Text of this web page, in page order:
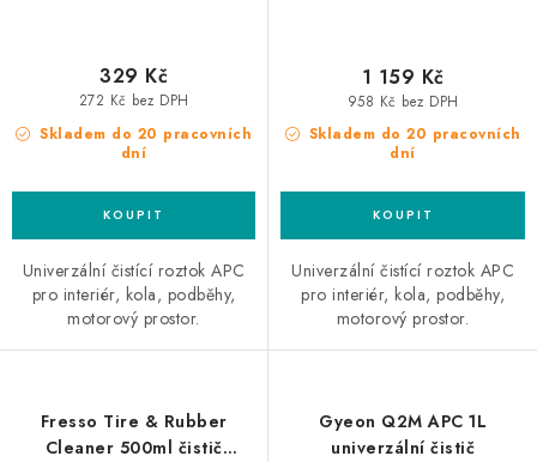
Skladem do 20 pracovních
dní
272 Kč bez DPH
329 Kč
Univerzální čistící roztok APC
pro interiér, kola, podběhy,
motorový prostor.
Skladem do 20 pracovních
dní
958 Kč bez DPH
1 159 Kč
Univerzální čistící roztok APC
pro interiér, kola, podběhy,
motorový prostor.
Fresso Tire & Rubber
Cleaner 500ml čistič
Gyeon Q2M APC 1L
univerzální čistič